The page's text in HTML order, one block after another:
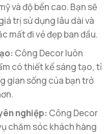
và độ bền cao. Bạn sẽ
trị sử dụng lâu dài và
mất đi vẻ đẹp ban đầu.
Công Decor luôn
có thiết kế sáng tạo, tỉ
gian sống của bạn trở
nghiệp: Công Decor
chăm sóc khách hàng